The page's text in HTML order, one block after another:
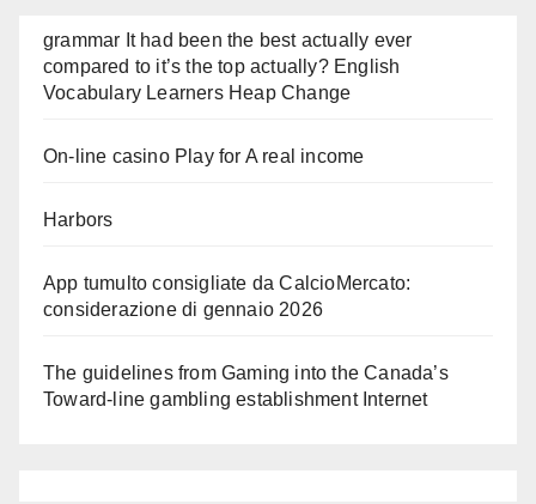
grammar It had been the best actually ever
compared to it’s the top actually? English
Vocabulary Learners Heap Change
On-line casino Play for A real income
Harbors
App tumulto consigliate da CalcioMercato:
considerazione di gennaio 2026
The guidelines from Gaming into the Canada’s
Toward-line gambling establishment Internet